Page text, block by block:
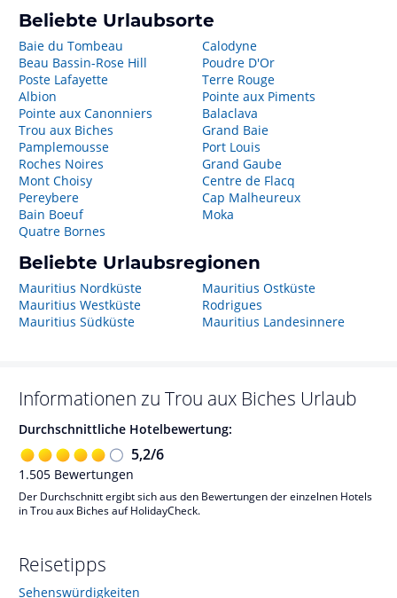
Beliebte Urlaubsorte
Baie du Tombeau
Beau Bassin-Rose Hill
Poste Lafayette
Albion
Pointe aux Canonniers
Trou aux Biches
Pamplemousse
Roches Noires
Mont Choisy
Pereybere
Bain Boeuf
Quatre Bornes
Calodyne
Poudre D'Or
Terre Rouge
Pointe aux Piments
Balaclava
Grand Baie
Port Louis
Grand Gaube
Centre de Flacq
Cap Malheureux
Moka
Beliebte Urlaubsregionen
Mauritius Nordküste
Mauritius Westküste
Mauritius Südküste
Mauritius Ostküste
Rodrigues
Mauritius Landesinnere
Informationen zu Trou aux Biches Urlaub
Durchschnittliche Hotelbewertung:
5,2/6
1.505 Bewertungen
Der Durchschnitt ergibt sich aus den Bewertungen der einzelnen Hotels
in Trou aux Biches auf HolidayCheck.
Reisetipps
Sehenswürdigkeiten